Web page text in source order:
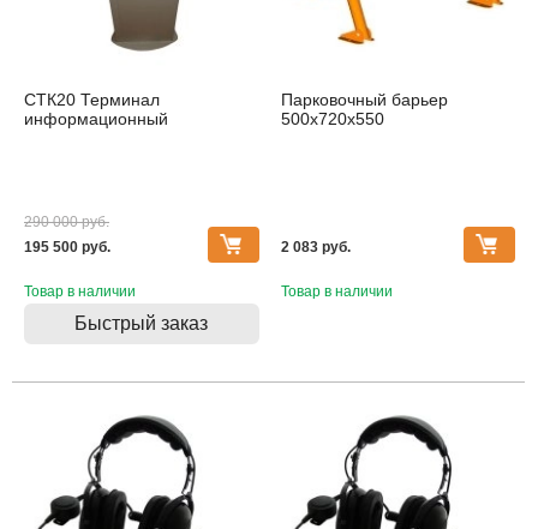
СТК20 Терминал
информационный
290 000 pуб.
195 500 pуб.
Товар в наличии
Быстрый заказ
Парковочный барьер
500х720х550
2 083 pуб.
Товар в наличии